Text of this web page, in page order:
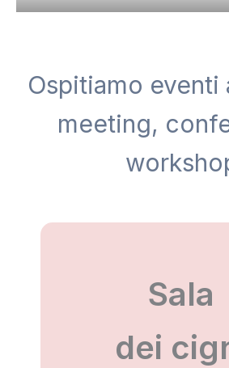
Ospitiamo eventi
meeting,
Sala
dei